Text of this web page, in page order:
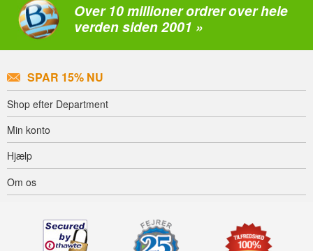
Over 10 millioner ordrer over hele
verden siden 2001 »
SPAR 15% NU
Shop efter Department
Min konto
Hjælp
Om os